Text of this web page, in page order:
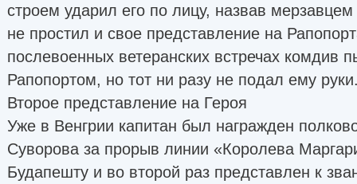
строем ударил его по лицу, назвав
не простил и свое представление на
послевоенных ветеранских встречах комдив
Рапопортом, но тот ни разу не подал ему
Второе представление на Героя
Уже в Венгрии капитан был награжден
Суворова за прорыв линии «Королева
Будапешту и во второй раз представлен к